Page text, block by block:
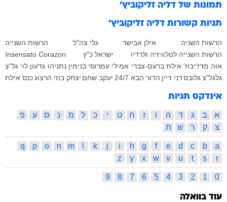
תמונות של דליה זליקוביץ'
תגיות קשורות דליה זליקוביץ'
הרשות השניה אילן אבישר גלי צה"ל
הרשות השנייה
הרשות השנייה לטלוויזיה ולרדיו
ישראל כ"ץ
Insensato Corazon
אוה מדז'יבוז' אילת ברעם-צברי אמילי עמרוסי בנימין נתניהו גדעון לוי גל"צ
גלגל"צגלובסדני דיין הדור הבא 24/7 יעקב שחם יצחק בוזי הרצוגכנס אילת
אינדקס תגיות
א ב ג ד ה ו ז ח ט י כ ל מ נ ס ע
פ
צ
ק ר ש ת
a
b
c
d
e
f
g
h
i
j
k
m
n
o
p
q
r
s
t
u
v
w
x
y
z
0
1
2
3
4
5
6
7
8
9
עוד בוואלה